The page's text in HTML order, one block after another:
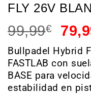
FLY 26V
99,99€
Bullpadel Hybrid
FASTLAB con
BASE para
estabilidad en